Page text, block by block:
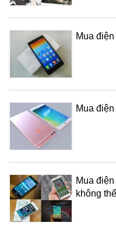
Mua
Mua
Mua
không